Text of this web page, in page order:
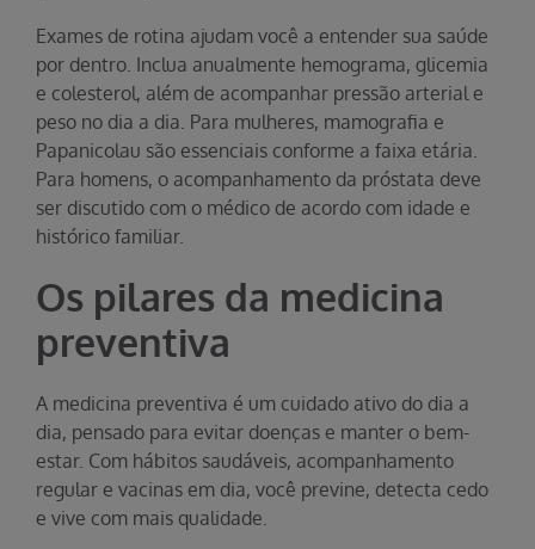
Exames de rotina ajudam você a entender sua saúde
por dentro. Inclua anualmente hemograma, glicemia
e colesterol, além de acompanhar pressão arterial e
peso no dia a dia. Para mulheres, mamografia e
Papanicolau são essenciais conforme a faixa etária.
Para homens, o acompanhamento da próstata deve
ser discutido com o médico de acordo com idade e
histórico familiar.
Os pilares da medicina
preventiva
A medicina preventiva é um cuidado ativo do dia a
dia, pensado para evitar doenças e manter o bem-
estar. Com hábitos saudáveis, acompanhamento
regular e vacinas em dia, você previne, detecta cedo
e vive com mais qualidade.